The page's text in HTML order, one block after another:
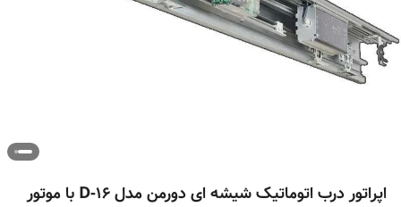
اپراتور درب اتوماتیک شیشه ای دورمن مدل D-16 با موتور